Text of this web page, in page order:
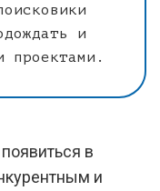
и
проектами.
в
и